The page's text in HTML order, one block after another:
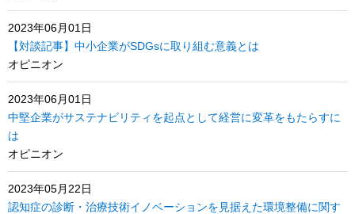
2023年06月01日
【対談記事】中小企業がSDGsに取り組む意義とは
オピニオン
2023年06月01日
中堅企業がサステナビリティを起点として経営に変革をもたらすに
は
オピニオン
2023年05月22日
認知症の診断・治療技術イノベーションを見据えた環境整備に関す